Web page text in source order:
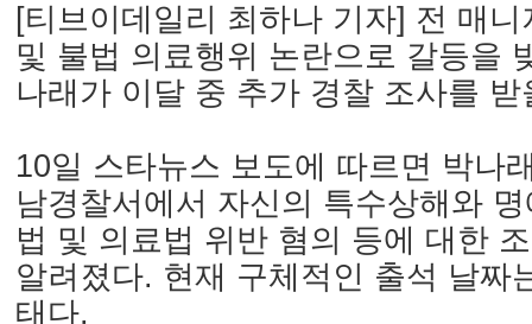
[티브이데일리 최하나 기자] 전 매
및 불법 의료행위 논란으로 갈등을
나래가 이달 중 추가 경찰 조사를
10일 스타뉴스 보도에 따르면 박나
남경찰서에서 자신의 특수상해와
법 및 의료법 위반 혐의 등에 대한
알려졌다. 현재 구체적인 출석 날짜
태다.